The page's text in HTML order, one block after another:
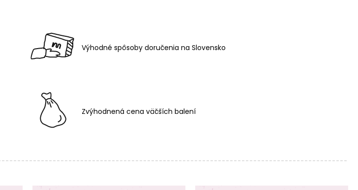
Výhodné spôsoby doručenia na Slovensko
Zvýhodnená cena väčších balení